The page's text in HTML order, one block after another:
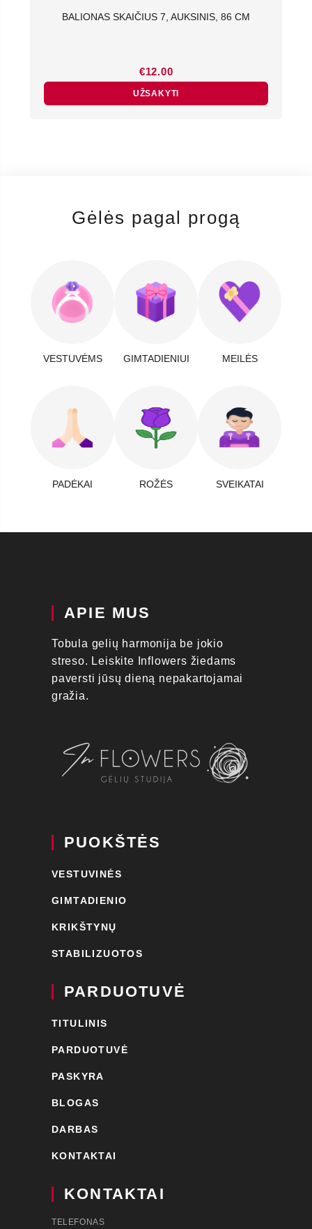
BALIONAS SKAIČIUS 7, AUKSINIS, 86 CM
€12.00
UŽSAKYTI
Gėlės pagal progą
VESTUVĖMS GIMTADIENIUI MEILĖS
PADĖKAI ROŽĖS SVEIKATAI
APIE MUS
Tobula gelių harmonija be jokio
streso. Leiskite Inflowers žiedams
paversti jūsų dieną nepakartojamai
gražia.
PUOKŠTĖS
VESTUVINĖS
GIMTADIENIO
KRIKŠTYNŲ
STABILIZUOTOS
PARDUOTUVĖ
TITULINIS
PARDUOTUVĖ
PASKYRA
BLOGAS
DARBAS
KONTAKTAI
KONTAKTAI
TELEFONAS